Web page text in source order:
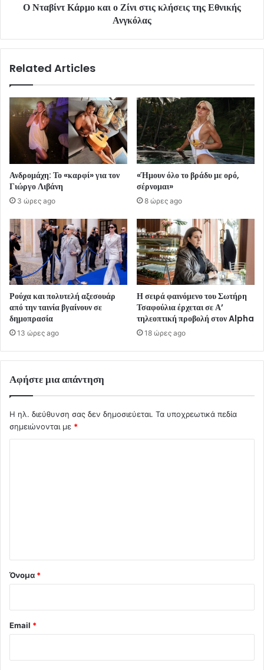
Ο Νταβίντ Κάρμο και ο Ζίνι στις κλήσεις της Εθνικής
Ανγκόλας
Related Articles
Ανδρομάχη: Το «καρφί» για τον
Γιώργο Λιβάνη
3 ώρες ago
«Ήμουν όλο το βράδυ με ορό,
σέρνομαι»
8 ώρες ago
Ρούχα και πολυτελή αξεσουάρ
από την ταινία βγαίνουν σε
δημοπρασία
13 ώρες ago
Η σειρά φαινόμενο του Σωτήρη
Τσαφούλια έρχεται σε Α’
τηλεοπτική προβολή στον Alpha
18 ώρες ago
Αφήστε μια απάντηση
Η ηλ. διεύθυνση σας δεν δημοσιεύεται. Τα υποχρεωτικά πεδία
σημειώνονται με *
Όνομα *
Email *